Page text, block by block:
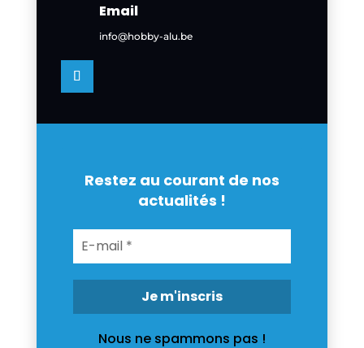
Email
info@hobby-alu.be
Restez au courant de nos
actualités !
Nous ne spammons pas !